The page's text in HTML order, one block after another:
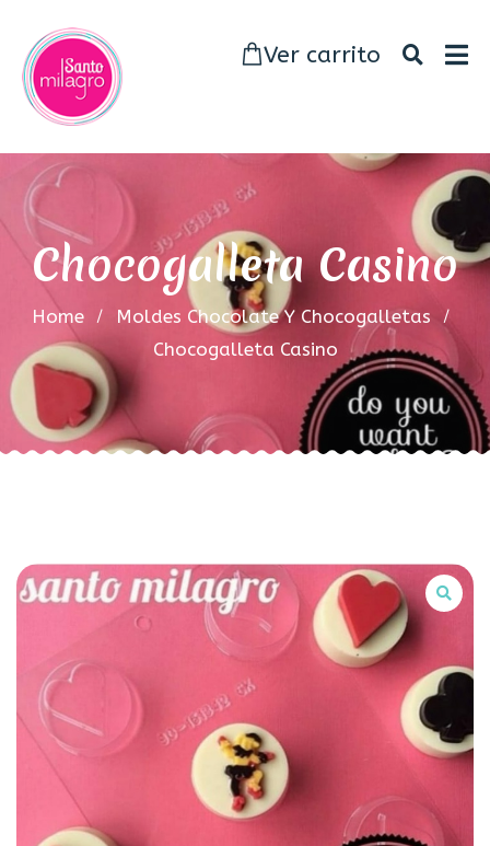
Ver carrito
Chocogalleta Casino
Home
Moldes Chocolate Y Chocogalletas
Chocogalleta Casino